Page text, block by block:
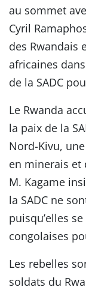
au sommet
Cyril
des Rwandais
africaines
de la SADC
Le Rwanda
la paix de la
Nord-Kivu,
en minerais et
M. Kagame
la SADC ne
puisqu’elles
congolaises
Les rebelles
soldats du